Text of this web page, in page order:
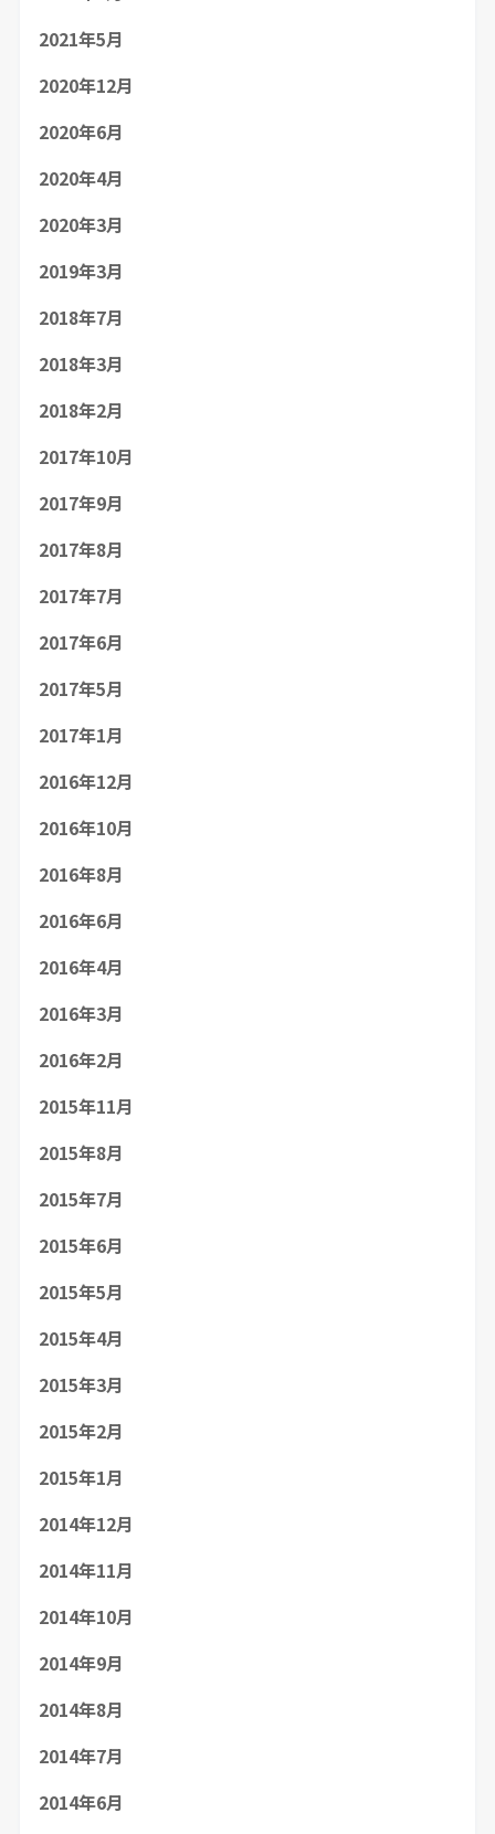
2021年5月
2020年12月
2020年6月
2020年4月
2020年3月
2019年3月
2018年7月
2018年3月
2018年2月
2017年10月
2017年9月
2017年8月
2017年7月
2017年6月
2017年5月
2017年1月
2016年12月
2016年10月
2016年8月
2016年6月
2016年4月
2016年3月
2016年2月
2015年11月
2015年8月
2015年7月
2015年6月
2015年5月
2015年4月
2015年3月
2015年2月
2015年1月
2014年12月
2014年11月
2014年10月
2014年9月
2014年8月
2014年7月
2014年6月